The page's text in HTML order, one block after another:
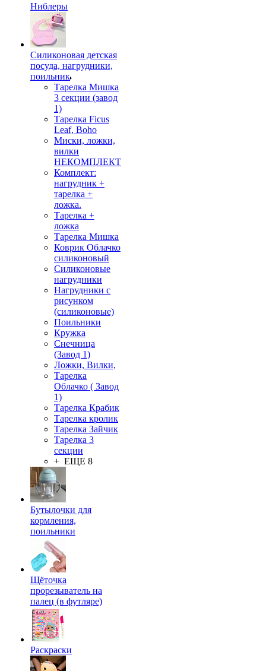
Ниблеры
Силиконовая детская
посуда, нагрудники,
поильник
Тарелка Мишка
3 секции (завод
1)
Тарелка Ficus
Leaf, Boho
Миски, ложки,
вилки
НЕКОМПЛЕКТ
Комплект:
нагрудник +
тарелка +
ложка.
Тарелка +
ложка
Тарелка Мишка
Коврик Облачко
силиконовый
Силиконовые
нагрудники
Нагрудники с
рисунком
(силиконовые)
Поильники
Кружка
Снечница
(Завод 1)
Ложки, Вилки,
Тарелка
Облачко ( Завод
1)
Тарелка Крабик
Тарелка кролик
Тарелка Зайчик
Тарелка 3
секции
+ ЕЩЕ 8
Бутылочки для
кормления,
поильники
Щёточка
прорезыватель на
палец (в футляре)
Раскраски